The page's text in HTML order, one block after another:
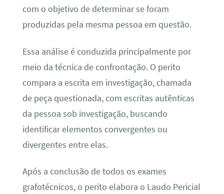
com o objetivo de determinar se foram
produzidas pela mesma pessoa em questão.
Essa análise é conduzida principalmente por
meio da técnica de confrontação. O perito
compara a escrita em investigação, chamada
de peça questionada, com escritas autênticas
da pessoa sob investigação, buscando
identificar elementos convergentes ou
divergentes entre elas.
Após a conclusão de todos os exames
grafotécnicos, o perito elabora o Laudo Pericial